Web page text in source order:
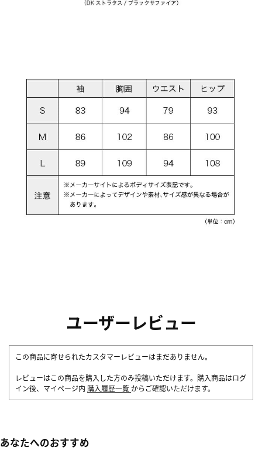
ユーザーレビュー
この商品に寄せられたカスタマーレビューはまだありません。
レビューはこの商品を購入した方のみ投稿いただけます。購入商品はログ
イン後、マイページ内 購入履歴一覧 からご確認いただけます。
あなたへのおすすめ